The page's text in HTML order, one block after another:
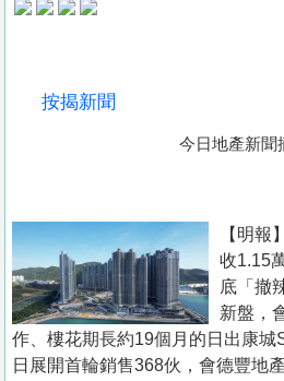
產
置
業
手
冊
按揭新聞
今日地產新聞
【明報
收1.15
底「撤
新盤，
作、樓花期長約19個月的日出康
日展開首輪銷售368伙，會德豐地